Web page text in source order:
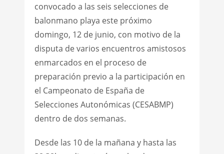
convocado a las seis selecciones de
balonmano playa este próximo
domingo, 12 de junio, con motivo de la
disputa de varios encuentros amistosos
enmarcados en el proceso de
preparación previo a la participación en
el Campeonato de España de
Selecciones Autonómicas (CESABMP)
dentro de dos semanas.
Desde las 10 de la mañana y hasta las